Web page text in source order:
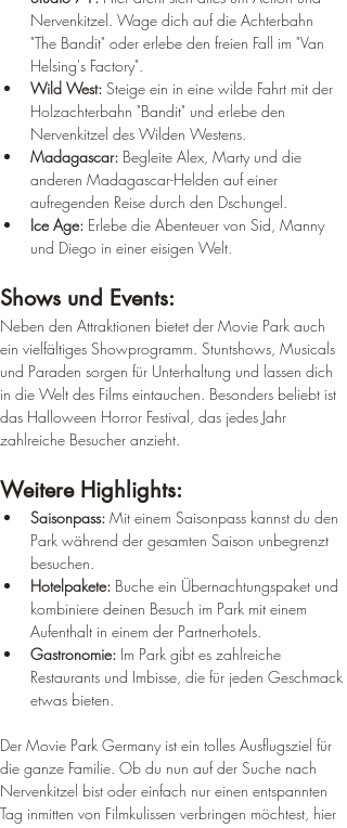
Nervenkitzel. Wage dich auf die Achterbahn
"The Bandit" oder erlebe den freien Fall im "Van
Helsing's Factory".
Wild West: Steige ein in eine wilde Fahrt mit der
Holzachterbahn "Bandit" und erlebe den
Nervenkitzel des Wilden Westens.
Madagascar: Begleite Alex, Marty und die
anderen Madagascar-Helden auf einer
aufregenden Reise durch den Dschungel.
Ice Age: Erlebe die Abenteuer von Sid, Manny
und Diego in einer eisigen Welt.
Shows und Events:
Neben den Attraktionen bietet der Movie Park auch
ein vielfältiges Showprogramm. Stuntshows, Musicals
und Paraden sorgen für Unterhaltung und lassen dich
in die Welt des Films eintauchen. Besonders beliebt ist
das Halloween Horror Festival, das jedes Jahr
zahlreiche Besucher anzieht.
Weitere Highlights:
Saisonpass: Mit einem Saisonpass kannst du den
Park während der gesamten Saison unbegrenzt
besuchen.
Hotelpakete: Buche ein Übernachtungspaket und
kombiniere deinen Besuch im Park mit einem
Aufenthalt in einem der Partnerhotels.
Gastronomie: Im Park gibt es zahlreiche
Restaurants und Imbisse, die für jeden Geschmack
etwas bieten.
Der Movie Park Germany ist ein tolles Ausflugsziel für
die ganze Familie. Ob du nun auf der Suche nach
Nervenkitzel bist oder einfach nur einen entspannten
Tag inmitten von Filmkulissen verbringen möchtest, hier